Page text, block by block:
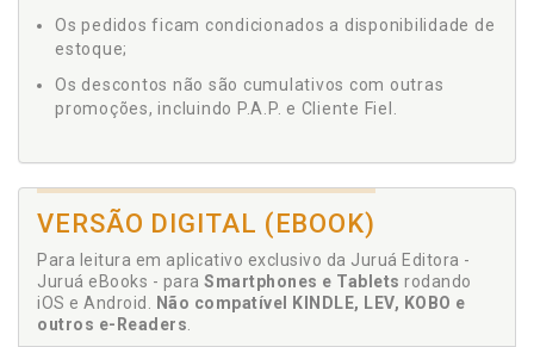
Os pedidos ficam condicionados a disponibilidade de
estoque;
Os descontos não são cumulativos com outras
promoções, incluindo P.A.P. e Cliente Fiel.
VERSÃO DIGITAL (EBOOK)
Para leitura em aplicativo exclusivo da Juruá Editora -
Juruá eBooks - para Smartphones e Tablets rodando
iOS e Android.
Não compatível KINDLE, LEV, KOBO e
outros e-Readers